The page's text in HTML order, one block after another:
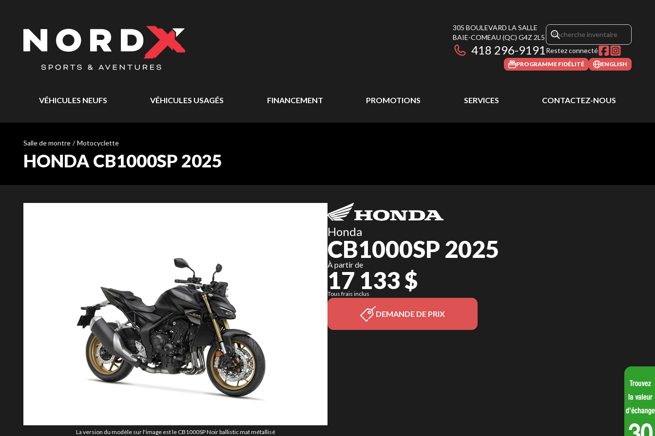
305 BOULEVARD LA SALLE
BAIE-COMEAU (QC) G4Z 2L5
418 296-9191Restez connecté
PROGRAMME FIDÉLITÉ ENGLISH
VÉHICULES NEUFS VÉHICULES USAGÉS FINANCEMENT PROMOTIONS SERVICES CONTACTEZ-NOUS
Salle de montre / Motocyclette
HONDA CB1000SP 2025
La version du modèle sur l'image est le CB1000SP Noir ballistic mat métallisé
Honda
CB1000SP 2025
À partir de
17 133 $
Tous frais inclus
DEMANDE DE PRIX